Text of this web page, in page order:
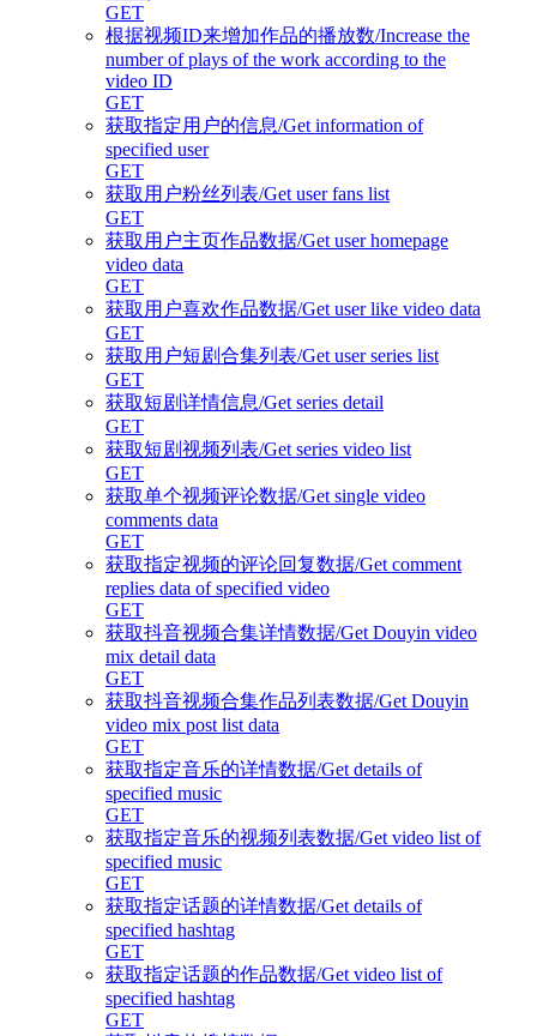
GET
根据视频ID来增加作品的播放数/Increase the
number of plays of the work according to the
video ID
GET
获取指定用户的信息/Get information of
specified user
GET
获取用户粉丝列表/Get user fans list
GET
获取用户主页作品数据/Get user homepage
video data
GET
获取用户喜欢作品数据/Get user like video data
GET
获取用户短剧合集列表/Get user series list
GET
获取短剧详情信息/Get series detail
GET
获取短剧视频列表/Get series video list
GET
获取单个视频评论数据/Get single video
comments data
GET
获取指定视频的评论回复数据/Get comment
replies data of specified video
GET
获取抖音视频合集详情数据/Get Douyin video
mix detail data
GET
获取抖音视频合集作品列表数据/Get Douyin
video mix post list data
GET
获取指定音乐的详情数据/Get details of
specified music
GET
获取指定音乐的视频列表数据/Get video list of
specified music
GET
获取指定话题的详情数据/Get details of
specified hashtag
GET
获取指定话题的作品数据/Get video list of
specified hashtag
GET